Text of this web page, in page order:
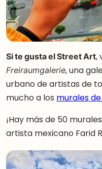
Si te gusta el Street Art,
Freiraumgalerie, una
urbano de artistas de
mucho a los murales
¡Hay más de 50
artista mexicano Farid